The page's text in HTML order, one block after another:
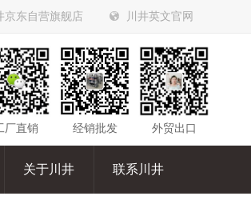
京东自营旗舰店 川井英文官网
厂直销 经销批发 外贸出口
关于川井 联系川井